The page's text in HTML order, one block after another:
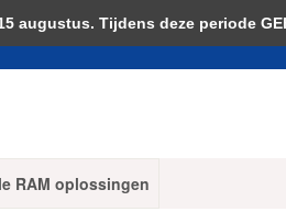
RAM oplossingen
om onze website te verbeteren. Dit
augustus. Tijdens deze periode